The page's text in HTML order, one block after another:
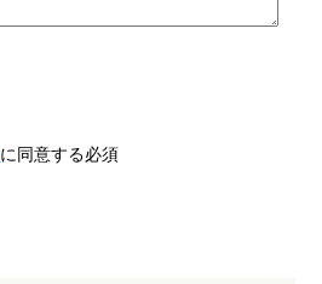
に同意する必須